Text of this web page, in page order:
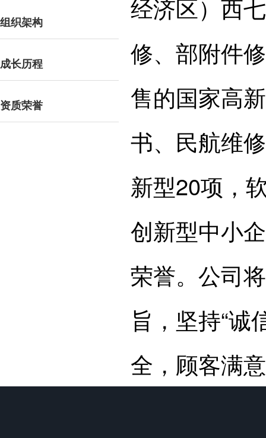
组织架构
成长历程
资质荣誉
经济区）西
修、部附件
售的国家高
书、民航维
新型20项，
创新型中小
荣誉。公司
旨，坚持“诚
全，顾客满